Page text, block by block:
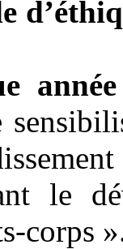
le
corps